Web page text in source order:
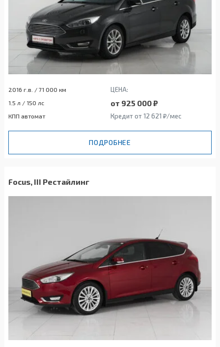
2016 г.в. / 71 000 км ЦЕНА:
1.5 л / 150 лс от 925 000 ₽
КПП автомат Кредит от 12 621 ₽/мес
ПОДРОБНЕЕ
Focus, III Рестайлинг